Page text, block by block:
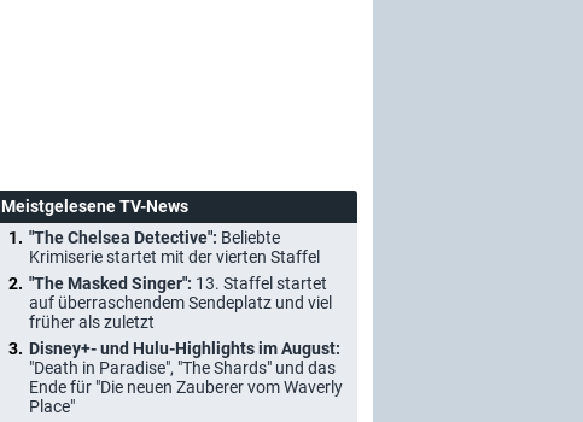
Meistgelesene TV-News
"The Chelsea Detective": Beliebte
Krimiserie startet mit der vierten Staffel
"The Masked Singer": 13. Staffel startet
auf überraschendem Sendeplatz und viel
früher als zuletzt
Disney+- und Hulu-Highlights im August:
"Death in Paradise", "The Shards" und das
Ende für "Die neuen Zauberer vom Waverly
Place"